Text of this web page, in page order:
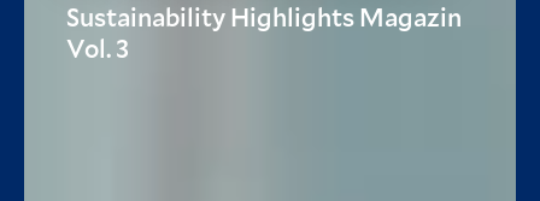
Sustainability Highlights Magazin
Vol. 3